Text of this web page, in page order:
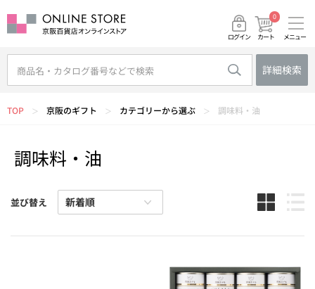
ログイン カート
0
メニュー
詳細検索
TOP ＞ 京阪のギフト ＞ カテゴリーから選ぶ ＞ 調味料・油
調味料・油
並び替え